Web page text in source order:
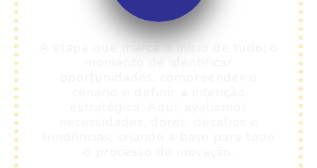
A etapa que marca o início de tudo: o